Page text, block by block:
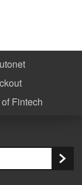
Fintech